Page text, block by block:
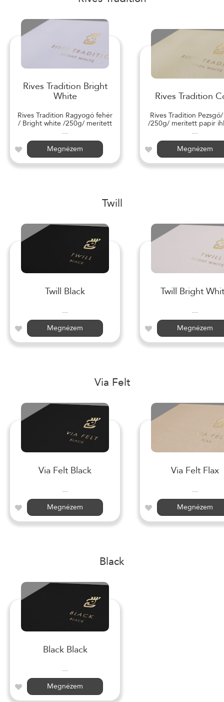
Rives Tradition Bright
White
Rives Tradition Ragyogó fehér
/ Bright white /250g/ merített
...
Megnézem
Rives Tradition
Rives Tradition
/250g/ merített papír
...
Megnézem
Twill
Twill Black
...
Megnézem
Twill Bright
...
Megnézem
Via Felt
Via Felt Black
...
Megnézem
Via Felt Flax
...
Megnézem
Black
Black Black
...
Megnézem